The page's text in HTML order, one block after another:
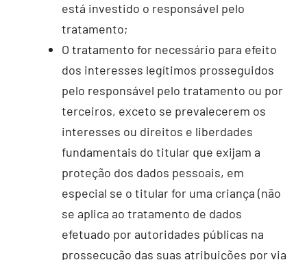
está investido o responsável pelo
tratamento;
O tratamento for necessário para efeito
dos interesses legítimos prosseguidos
pelo responsável pelo tratamento ou por
terceiros, exceto se prevalecerem os
interesses ou direitos e liberdades
fundamentais do titular que exijam a
proteção dos dados pessoais, em
especial se o titular for uma criança (não
se aplica ao tratamento de dados
efetuado por autoridades públicas na
prossecução das suas atribuições por via